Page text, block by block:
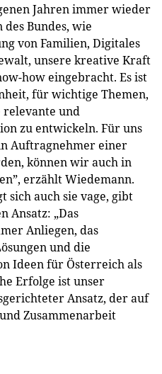
Jahren immer wieder
Bundes, wie
von Familien, Digitales
unsere kreative Kraft
how eingebracht. Es ist
für wichtige Themen,
relevante und
zu entwickeln. Für uns
Auftragnehmer einer
können wir auch in
erzählt Wiedemann.
sich auch sie vage, gibt
Ansatz: „Das
Anliegen, das
und die
Ideen für Österreich als
Erfolge ist unser
Ansatz, der auf
Zusammenarbeit